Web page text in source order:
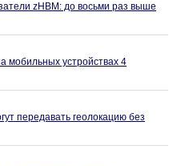
zHBM: до восьми раз выше
мобильных устройствах 4
передавать геолокацию без